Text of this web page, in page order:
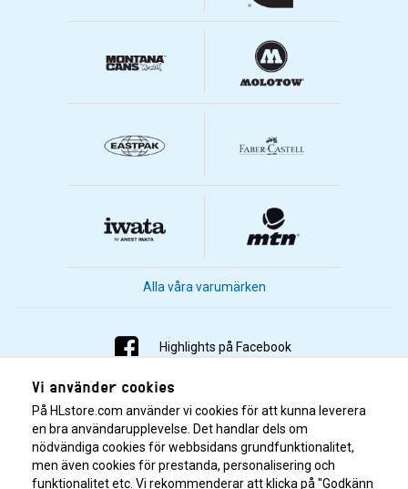
Alla våra varumärken
Highlights på Facebook
Highlights på Instagram
Highlights på Youtube
Highlights på Tiktok
Vi använder cookies
På HLstore.com använder vi cookies för att kunna leverera
en bra användarupplevelse. Det handlar dels om
nödvändiga cookies för webbsidans grundfunktionalitet,
men även cookies för prestanda, personalisering och
funktionalitet etc. Vi rekommenderar att klicka på "Godkänn